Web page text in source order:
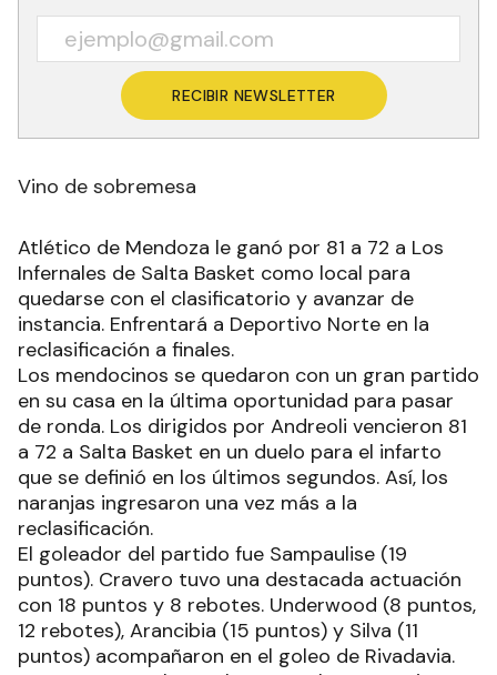
RECIBIR NEWSLETTER
Vino de sobremesa
Atlético de Mendoza le ganó por 81 a 72 a Los
Infernales de Salta Basket como local para
quedarse con el clasificatorio y avanzar de
instancia. Enfrentará a Deportivo Norte en la
reclasificación a finales.
Los mendocinos se quedaron con un gran partido
en su casa en la última oportunidad para pasar
de ronda. Los dirigidos por Andreoli vencieron 81
a 72 a Salta Basket en un duelo para el infarto
que se definió en los últimos segundos. Así, los
naranjas ingresaron una vez más a la
reclasificación.
El goleador del partido fue Sampaulise (19
puntos). Cravero tuvo una destacada actuación
con 18 puntos y 8 rebotes. Underwood (8 puntos,
12 rebotes), Arancibia (15 puntos) y Silva (11
puntos) acompañaron en el goleo de Rivadavia.